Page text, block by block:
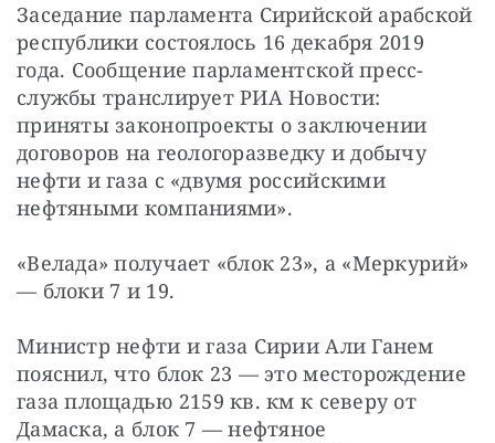
Заседание парламента Сирийской арабской
республики состоялось 16 декабря 2019
года. Сообщение парламентской пресс-
службы транслирует РИА Новости:
приняты законопроекты о заключении
договоров на геологоразведку и добычу
нефти и газа с «двумя российскими
нефтяными компаниями».
«Велада» получает «блок 23», а «Меркурий»
— блоки 7 и 19.
Министр нефти и газа Сирии Али Ганем
пояснил, что блок 23 — это месторождение
газа площадью 2159 кв. км к северу от
Дамаска, а блок 7 — нефтяное